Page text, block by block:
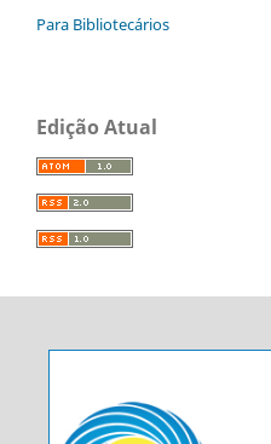
Para Bibliotecários
Edição Atual